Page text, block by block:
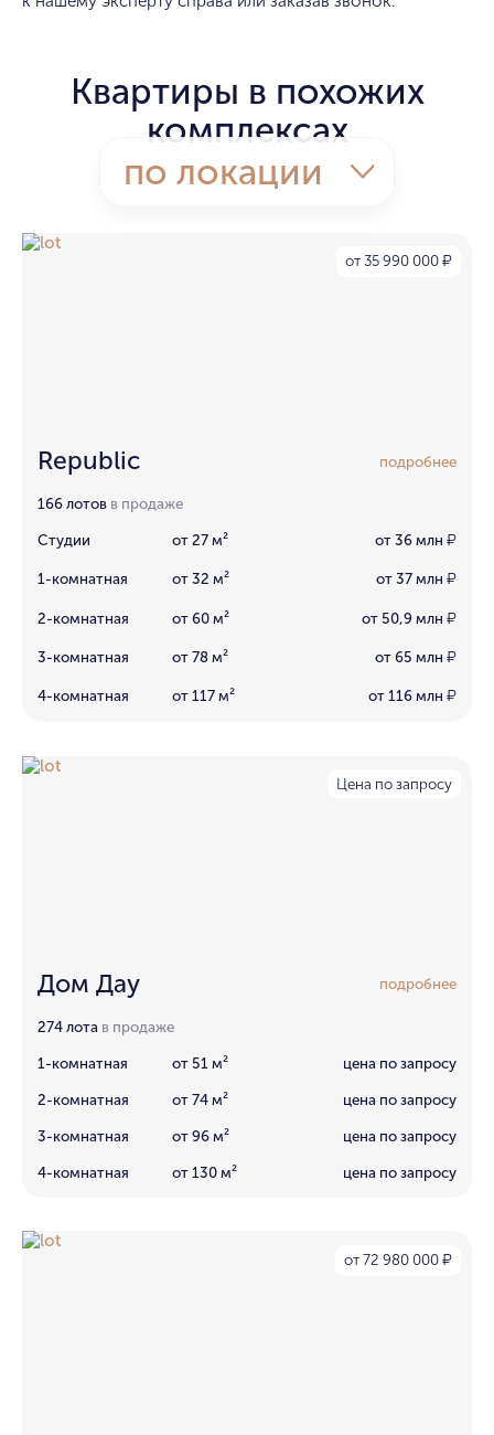
Квартиры в похожих
комплексах
по локации
от 35 990 000 ₽
Republic подробнее
166 лотов в продаже
Студии от 27 м² от 36 млн ₽
1-комнатная от 32 м² от 37 млн ₽
2-комнатная от 60 м² от 50,9 млн ₽
3-комнатная от 78 м² от 65 млн ₽
4-комнатная от 117 м² от 116 млн ₽
Цена по запросу
Дом Дау подробнее
274 лота в продаже
1-комнатная от 51 м² цена по запросу
2-комнатная от 74 м² цена по запросу
3-комнатная от 96 м² цена по запросу
4-комнатная от 130 м² цена по запросу
от 72 980 000 ₽